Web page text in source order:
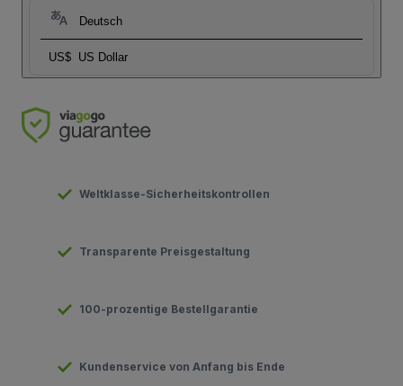
Deutsch
US$ US Dollar
Weltklasse-Sicherheitskontrollen
Transparente Preisgestaltung
100-prozentige Bestellgarantie
Kundenservice von Anfang bis Ende